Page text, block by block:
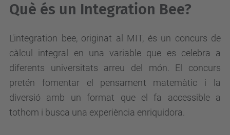
Què és un Integration Bee?
L'integration bee, originat al MIT, és un concurs de
càlcul integral en una variable que es celebra a
diferents universitats arreu del món. El concurs
pretén fomentar el pensament matemàtic i la
diversió amb un format que el fa accessible a
tothom i busca una experiència enriquidora.